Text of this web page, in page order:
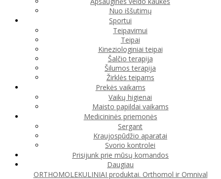
Nuo iššutimų
Sportui
Teipavimui
Teipai
Kineziologiniai teipai
Šalčio terapija
Šilumos terapija
Žirklės teipams
Prekės vaikams
Vaikų higienai
Maisto papildai vaikams
Medicininės priemonės
Sergant
Kraujospūdžio aparatai
Svorio kontrolei
Prisijunk prie mūsų komandos
Daugiau
ORTHOMOLEKULINIAI produktai. Orthomol ir Omnival